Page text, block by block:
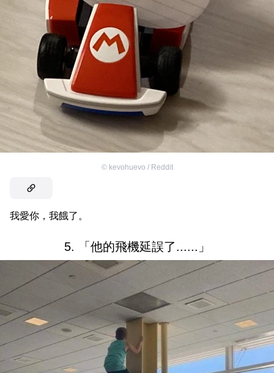
© kevohuevo / Reddit
我愛你，我餓了。
5. 「他的飛機延誤了......」